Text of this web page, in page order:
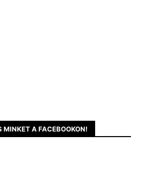
MINKET A FACEBOOKON!